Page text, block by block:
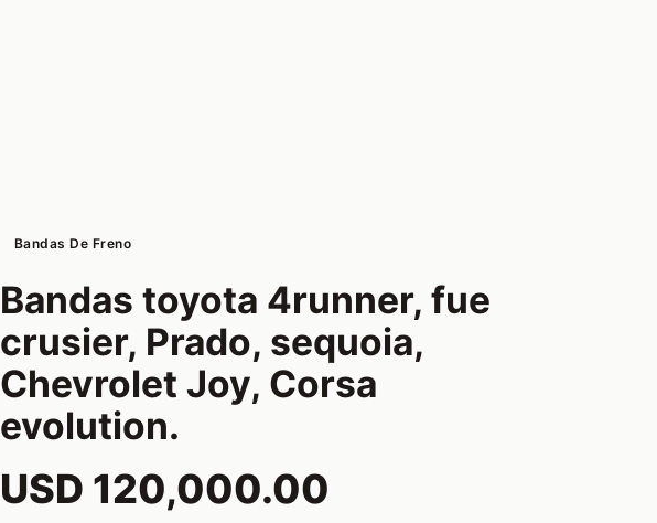
Bandas De Freno
Bandas toyota 4runner, fue
crusier, Prado, sequoia,
Chevrolet Joy, Corsa
evolution.
USD 120,000.00